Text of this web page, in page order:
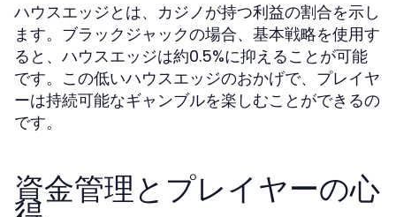
ハウスエッジとは、カジノが持つ利益の割合を示し
ます。ブラックジャックの場合、基本戦略を使用す
ると、ハウスエッジは約0.5%に抑えることが可能
です。この低いハウスエッジのおかげで、プレイヤ
ーは持続可能なギャンブルを楽しむことができるの
です。
資金管理とプレイヤーの心